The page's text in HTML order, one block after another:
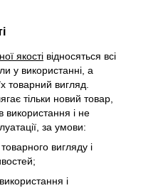
якості відносяться всі
у використанні, а
товарний вигляд.
тільки новий товар,
використання і не
за умови:
вигляду і
використання і